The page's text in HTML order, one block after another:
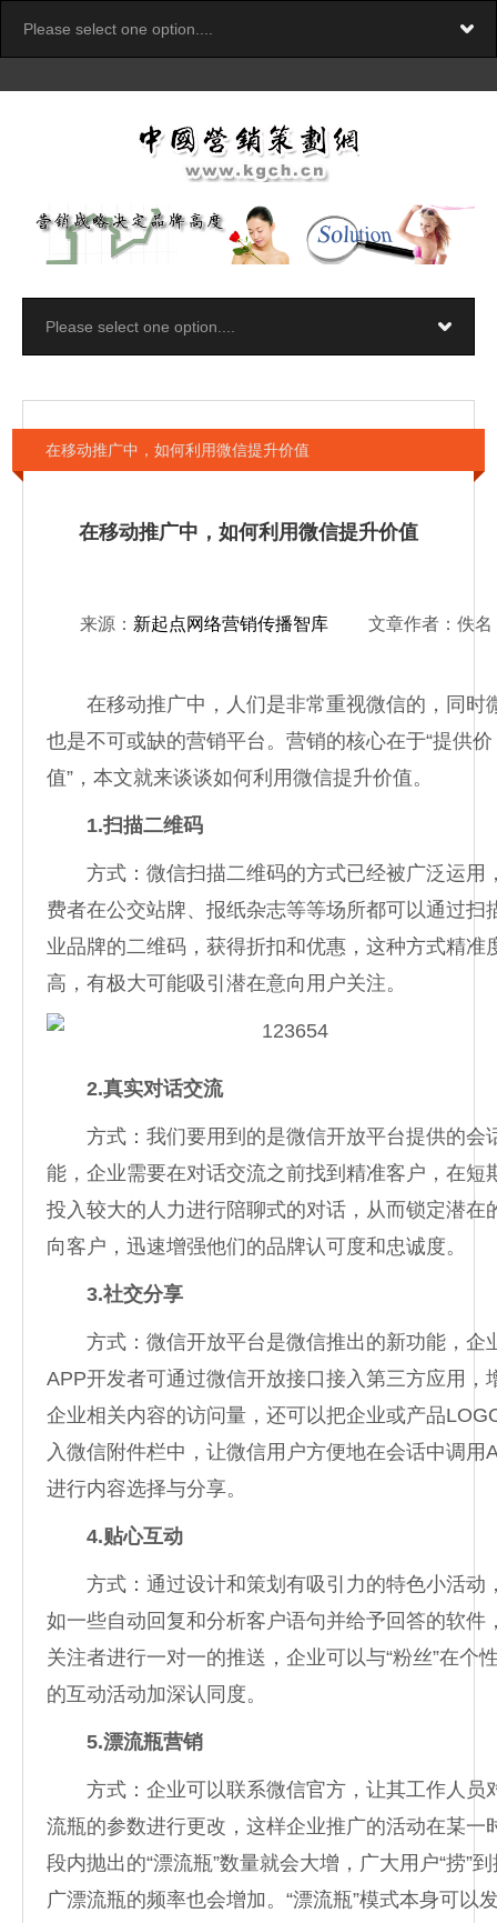
在移动推广中，如何利用微信提升价值
在移动推广中，如何利用微信提升价值
来源： 新起点网络营销传播智库 文章作者：佚名
在移动推广中，人们是非常重视微信的，同时
也是不可或缺的营销平台。营销的核心在于“提供价
值”，本文就来谈谈如何利用微信提升价值。
1.扫描二维码
方式：微信扫描二维码的方式已经被广泛运用
费者在公交站牌、报纸杂志等等场所都可以通过扫
业品牌的二维码，获得折扣和优惠，这种方式精准
高，有极大可能吸引潜在意向用户关注。
2.真实对话交流
方式：我们要用到的是微信开放平台提供的会
能，企业需要在对话交流之前找到精准客户，在短
投入较大的人力进行陪聊式的对话，从而锁定潜在
向客户，迅速增强他们的品牌认可度和忠诚度。
3.社交分享
方式：微信开放平台是微信推出的新功能，企
APP开发者可通过微信开放接口接入第三方应用，
企业相关内容的访问量，还可以把企业或产品
入微信附件栏中，让微信用户方便地在会话中调用
进行内容选择与分享。
4.贴心互动
方式：通过设计和策划有吸引力的特色小活动
如一些自动回复和分析客户语句并给予回答的软件
关注者进行一对一的推送，企业可以与“粉丝”在个
的互动活动加深认同度。
5.漂流瓶营销
方式：企业可以联系微信官方，让其工作人员
流瓶的参数进行更改，这样企业推广的活动在某一
段内抛出的“漂流瓶”数量就会大增，广大用户“捞”
广漂流瓶的频率也会增加。“漂流瓶”模式本身可以